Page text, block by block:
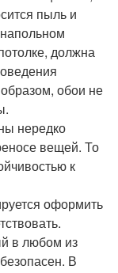
пыль и
должна
обои не
нередко
вещей. То
к
оформить
в любом из
В